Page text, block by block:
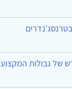
של גבולות המקצוע